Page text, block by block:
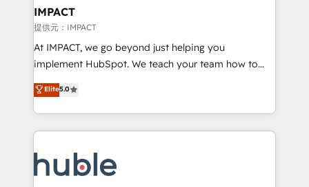
Integration templates that put HubSpot in the center
of your tech stack, syncing... 🛍️ Shopify or
WooCommerce 💲 Stripe or Paypal 💰 Sage or
Netsuite 🤖 Google or Microsoft ✍️ DocuSign or
the rare Advanced "Custom Integrations"
Accreditation, securely sync data across... 🔄 any
new HubSpot portal with Advanced Website and
CRM Migrations using our in-house "HubScrub" Tool.
IMPACT
提供元：IMPACT
At IMPACT, we go beyond just helping you
implement HubSpot. We teach your team how to
master it. As the creators of the Endless Customers
System™ (the next evolution of They Ask, You
Answer), we’re the only HubSpot partner built
entirely around coaching and training. That means
skills, processes, and internal team you need to
attract the right buyers, close deals faster, and grow
Elite5.0